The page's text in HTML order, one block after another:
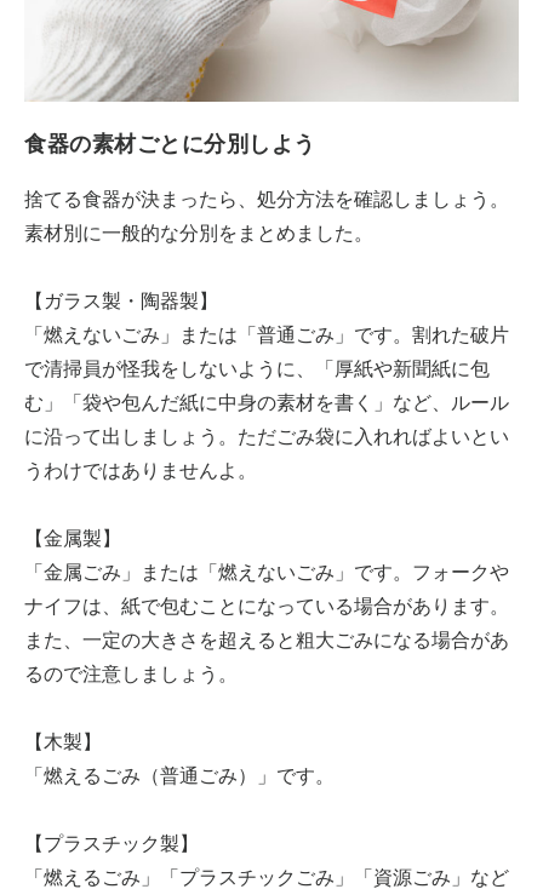
食器の素材ごとに分別しよう
捨てる食器が決まったら、処分方法を確認しましょう。
素材別に一般的な分別をまとめました。
【ガラス製・陶器製】
「燃えないごみ」または「普通ごみ」です。割れた破片
で清掃員が怪我をしないように、「厚紙や新聞紙に包
む」「袋や包んだ紙に中身の素材を書く」など、ルール
に沿って出しましょう。ただごみ袋に入れればよいとい
うわけではありませんよ。
【金属製】
「金属ごみ」または「燃えないごみ」です。フォークや
ナイフは、紙で包むことになっている場合があります。
また、一定の大きさを超えると粗大ごみになる場合があ
るので注意しましょう。
【木製】
「燃えるごみ（普通ごみ）」です。
【プラスチック製】
「燃えるごみ」「プラスチックごみ」「資源ごみ」など